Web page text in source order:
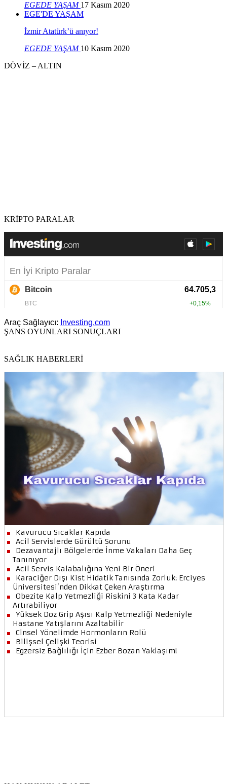
EGEDE YAŞAM 17 Kasım 2020
EGE'DE YAŞAM
İzmir Atatürk’ü anıyor!
EGEDE YAŞAM 10 Kasım 2020
DÖVİZ – ALTIN
KRİPTO PARALAR
Araç Sağlayıcı: Investing.com
ŞANS OYUNLARI SONUÇLARI
SAĞLIK HABERLERİ